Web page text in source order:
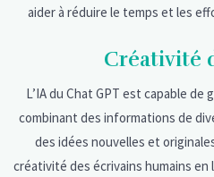
aider à réduire le temps et les
Créativité
L’IA du Chat GPT est capable
combinant des informations de
des idées nouvelles et
créativité des écrivains humains